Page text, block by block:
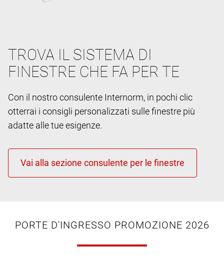
TROVA IL SISTEMA DI
FINESTRE CHE FA PER TE
Con il nostro consulente Internorm, in pochi clic
otterrai i consigli personalizzati sulle finestre più
adatte alle tue esigenze.
PORTE D'INGRESSO PROMOZIONE 2026